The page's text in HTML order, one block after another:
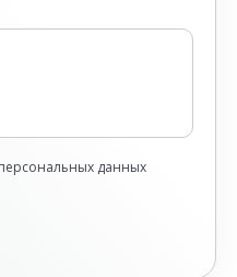
данных